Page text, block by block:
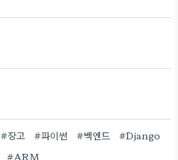
#장고 #파이썬 #백엔드
#Django
#ARM